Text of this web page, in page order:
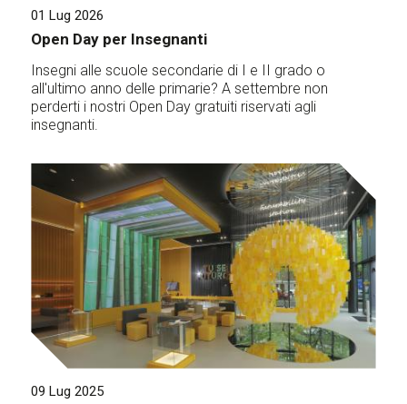
01 Lug 2026
Open Day per Insegnanti
Insegni alle scuole secondarie di I e II grado o
all'ultimo anno delle primarie? A settembre non
perderti i nostri Open Day gratuiti riservati agli
insegnanti.
09 Lug 2025